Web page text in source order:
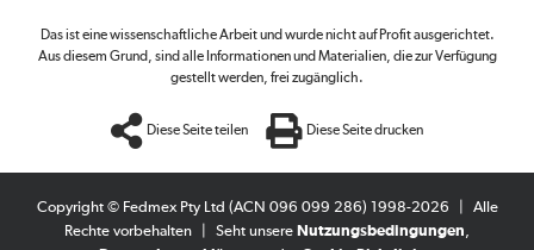
Das ist eine wissenschaftliche Arbeit und wurde nicht auf Profit ausgerichtet.
Aus diesem Grund, sind alle Informationen und Materialien, die zur Verfügung
gestellt werden, frei zugänglich.
Diese Seite teilen Diese Seite drucken
Copyright © Fedmex Pty Ltd (ACN 096 099 286) 1998-2026
Alle
Rechte vorbehalten
Seht unsere Nutzungsbedingungen,